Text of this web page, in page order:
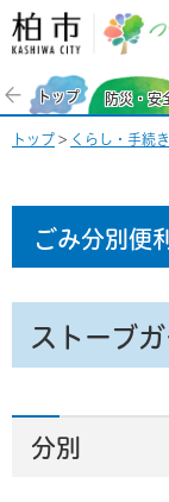
柏市 つづく
トップ 防災・安
トップ > くらし・手続き
ごみ分別便
ストーブ
分別